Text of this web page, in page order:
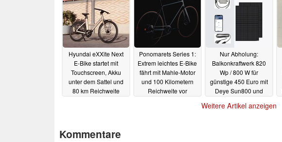
17.12.2024
30.05.2023
Hyundai eXXite Next
E-Bike startet mit
Touchscreen, Akku
unter dem Sattel und
80 km Reichweite
Ponomarets Series 1:
Extrem leichtes E-Bike
fährt mit Mahle-Motor
und 100 Kilometern
Reichweite vor
Nur Abholung:
Balkonkraftwerk 820
Wp / 800 W für
günstige 450 Euro mit
Deye Sun800 und
21.05.2023
Weitere Artikel anzeigen
Kommentare